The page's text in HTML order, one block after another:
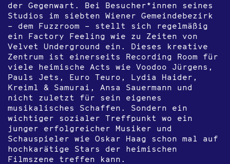
der Gegenwart. Bei Besucher*innen seines
Studios im siebten Wiener Gemeindebezirk
– dem Fuzzroom – stellt sich regelmäßig
ein Factory Feeling wie zu Zeiten von
Velvet Underground ein. Dieses kreative
Zentrum ist einerseits Recording Room für
viele heimische Acts wie Voodoo Jürgens,
Pauls Jets, Euro Teuro, Lydia Haider,
Kreiml & Samurai, Ansa Sauermann und
nicht zuletzt für sein eigenes
musikalisches Schaffen. Sondern ein
wichtiger sozialer Treffpunkt wo ein
junger erfolgreicher Musiker und
Schauspieler wie Oskar Haag schon mal auf
hochkarätige Stars der heimischen
Filmszene treffen kann.